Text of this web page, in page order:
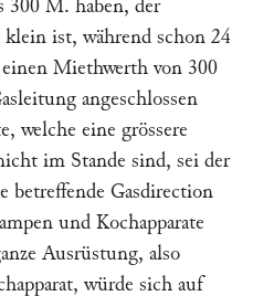
300 M. haben, der
klein ist, während schon 24
Miethwerth von 300
angeschlossen
welche eine grössere
im Stande sind, sei der
betreffende Gasdirection
und Kochapparate
Ausrüstung, also
würde sich auf